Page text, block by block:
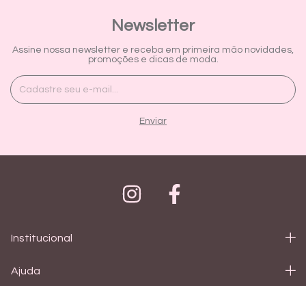
Newsletter
Assine nossa newsletter e receba em primeira mão novidades,
promoções e dicas de moda.
Institucional
Ajuda